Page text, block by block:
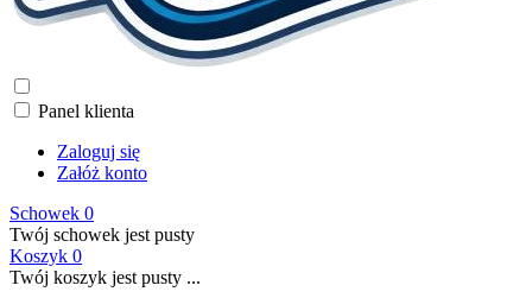
Panel klienta
Zaloguj się
Załóż konto
Schowek 0
Twój schowek jest pusty
Koszyk 0
Twój koszyk jest pusty ...